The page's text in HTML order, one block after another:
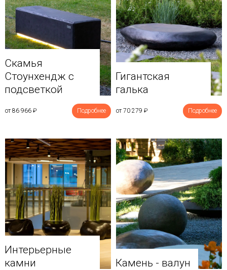
Скамья
Стоунхендж с
подсветкой
от 86 966 ₽ Подробнее
Гигантская
галька
от 70 279 ₽ Подробнее
Интерьерные
камни
Камень - валун